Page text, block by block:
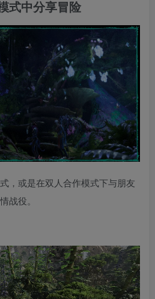
式中分享冒险
，或是在双人合作模式下与朋友
战役。